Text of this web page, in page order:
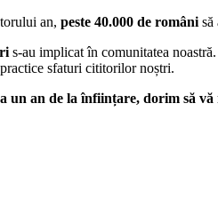
an, peste 40.000 de români să
s-au implicat în comunitatea
sfaturi cititorilor noștri.
un an de la înființare, dorim să